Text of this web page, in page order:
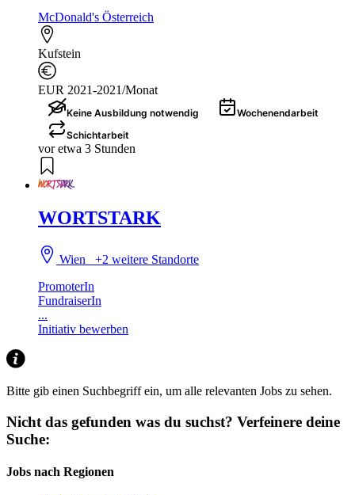
McDonald's Österreich
Kufstein
EUR 2021-2021/Monat
Keine Ausbildung notwendig
Wochenendarbeit
Schichtarbeit
vor etwa 3 Stunden
WORTSTARK
Wien+2 weitere Standorte
PromoterIn
FundraiserIn
...
Initiativ bewerben
Bitte gib einen Suchbegriff ein, um alle relevanten Jobs zu sehen.
Nicht das gefunden was du suchst? Verfeinere deine
Suche:
Jobs nach Regionen